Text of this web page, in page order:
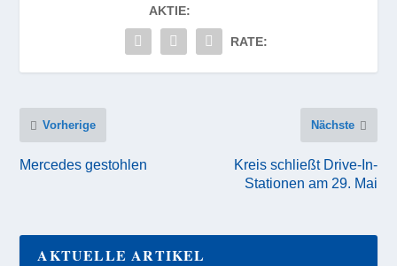
AKTIE:
RATE:
Vorherige
Mercedes gestohlen
Nächste
Kreis schließt Drive-In-
Stationen am 29. Mai
AKTUELLE ARTIKEL